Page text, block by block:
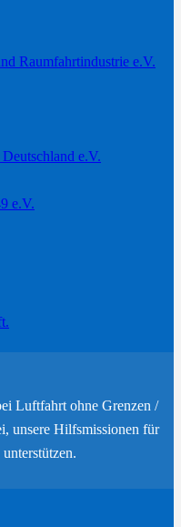
Raumfahrtindustrie e.V.
e.V.
e.V.
Luftfahrt ohne Grenzen /
unsere Hilfsmissionen für